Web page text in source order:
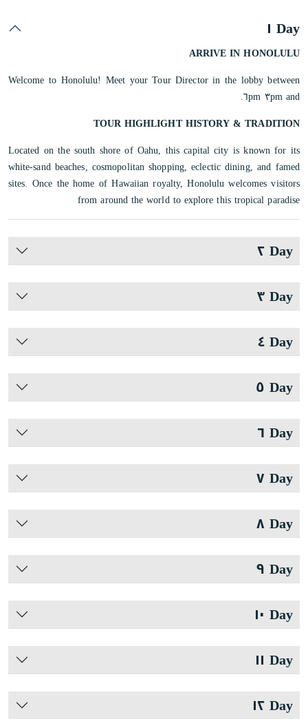
Day ١
ARRIVE IN HONOLULU
Welcome to Honolulu! Meet your Tour Director in the lobby between
٣pm and ٦pm.
TOUR HIGHLIGHT HISTORY & TRADITION
Located on the south shore of Oahu, this capital city is known for its
white-sand beaches, cosmopolitan shopping, eclectic dining, and famed
sites. Once the home of Hawaiian royalty, Honolulu welcomes visitors
from around the world to explore this tropical paradise
Day ٢
Day ٣
Day ٤
Day ٥
Day ٦
Day ٧
Day ٨
Day ٩
Day ١٠
Day ١١
Day ١٢